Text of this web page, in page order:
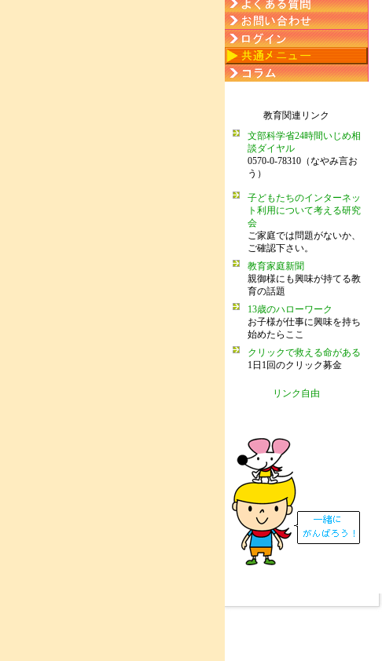
教育関連リンク
文部科学省24時間いじめ相
談ダイヤル
0570-0-78310（なやみ言お
う）
子どもたちのインターネッ
ト利用について考える研究
会
ご家庭では問題がないか、
ご確認下さい。
教育家庭新聞
親御様にも興味が持てる教
育の話題
13歳のハローワーク
お子様が仕事に興味を持ち
始めたらここ
クリックで救える命がある
1日1回のクリック募金
リンク自由